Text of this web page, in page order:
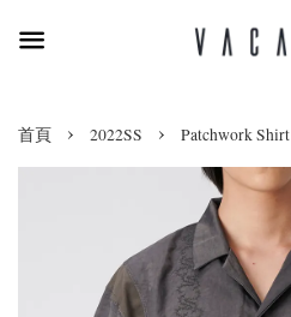
首頁 › 2022SS › Patchwork Shirt